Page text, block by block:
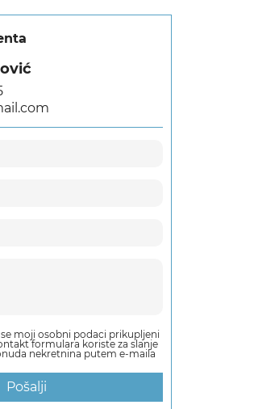
moji osobni podaci prikupljeni
formulara koriste za slanje
nekretnina putem e-maila
Pošalji